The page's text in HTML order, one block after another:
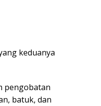
keduanya
pengobatan
batuk, dan